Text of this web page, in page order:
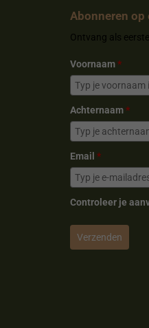
o
e
t
r
m
Abonneren
Ontvang als
Voornaam*
Achternaam*
Email *
Controleer je
Verzenden